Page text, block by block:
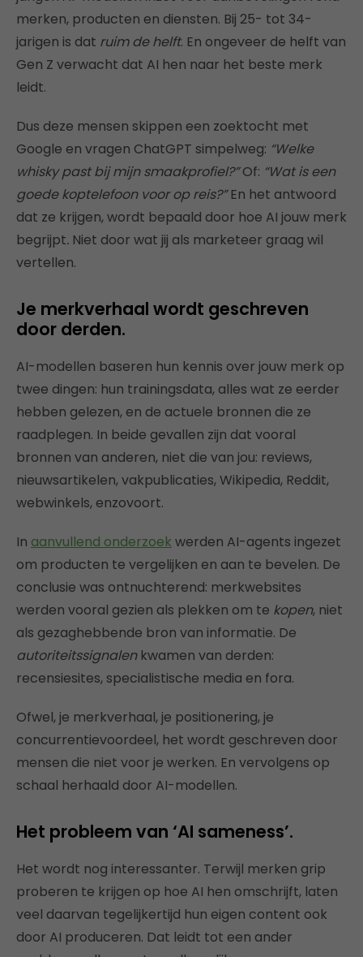
merken, producten en diensten. Bij 25- tot 34-
jarigen is dat ruim de helft. En ongeveer de helft van
Gen Z verwacht dat AI hen naar het beste merk
leidt.
Dus deze mensen skippen een zoektocht met
Google en vragen ChatGPT simpelweg: “Welke
whisky past bij mijn smaakprofiel?”Of: “Wat is een
goede koptelefoon voor op reis?”En het antwoord
dat ze krijgen, wordt bepaald door hoe AI jouw merk
begrijpt. Niet door wat jij als marketeer graag wil
vertellen.
Je merkverhaal wordt geschreven
door derden.
AI-modellen baseren hun kennis over jouw merk op
twee dingen: hun trainingsdata, alles wat ze eerder
hebben gelezen, en de actuele bronnen die ze
raadplegen. In beide gevallen zijn dat vooral
bronnen van anderen, niet die van jou: reviews,
nieuwsartikelen, vakpublicaties, Wikipedia, Reddit,
webwinkels, enzovoort.
In aanvullend onderzoek werden AI-agents ingezet
om producten te vergelijken en aan te bevelen. De
conclusie was ontnuchterend: merkwebsites
werden vooral gezien als plekken om te kopen, niet
als gezaghebbende bron van informatie. De
autoriteitssignalenkwamen van derden:
recensiesites, specialistische media en fora.
Ofwel, je merkverhaal, je positionering, je
concurrentievoordeel, het wordt geschreven door
mensen die niet voor je werken. En vervolgens op
schaal herhaald door AI-modellen.
Het probleem van ‘AI sameness’.
Het wordt nog interessanter. Terwijl merken grip
proberen te krijgen op hoe AI hen omschrijft, laten
veel daarvan tegelijkertijd hun eigen content ook
door AI produceren. Dat leidt tot een ander